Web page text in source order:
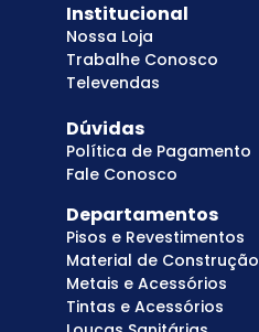
Institucional
Nossa Loja
Trabalhe Conosco
Televendas
Dúvidas
Política de Pagamento
Fale Conosco
Departamentos
Pisos e Revestimentos
Material de Construção
Metais e Acessórios
Tintas e Acessórios